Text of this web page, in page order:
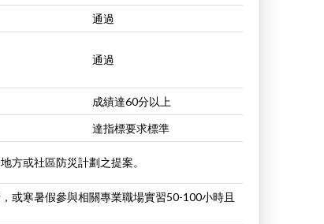
通過
通過
成績達60分以上
達指標要求標準
方或社區防災計劃之提案。
或寒暑假參與相關專業職場實習50-100小時且